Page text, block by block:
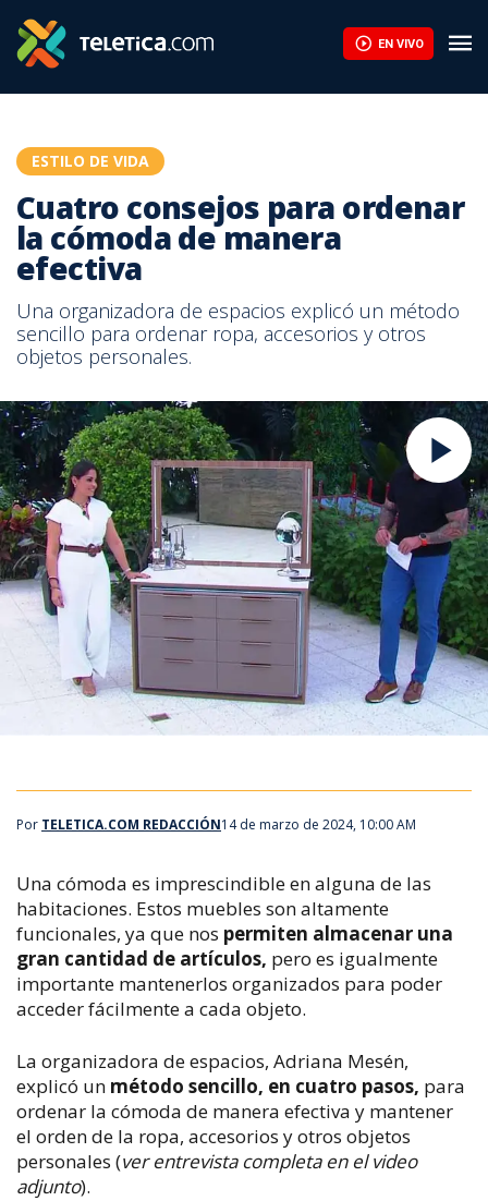
EN VIVO
ESTILO DE VIDA
Cuatro consejos para ordenar
la cómoda de manera
efectiva
Una organizadora de espacios explicó un método
sencillo para ordenar ropa, accesorios y otros
objetos personales.
Por TELETICA.COM REDACCIÓN14 de marzo de 2024, 10:00 AM
Una cómoda es imprescindible en alguna de las
habitaciones. Estos muebles son altamente
funcionales, ya que nos permiten almacenar una
gran cantidad de artículos, pero es igualmente
importante mantenerlos organizados para poder
acceder fácilmente a cada objeto.
La organizadora de espacios, Adriana Mesén,
explicó un método sencillo, en cuatro pasos, para
ordenar la cómoda de manera efectiva y mantener
el orden de la ropa, accesorios y otros objetos
personales (ver entrevista completa en el video
adjunto).